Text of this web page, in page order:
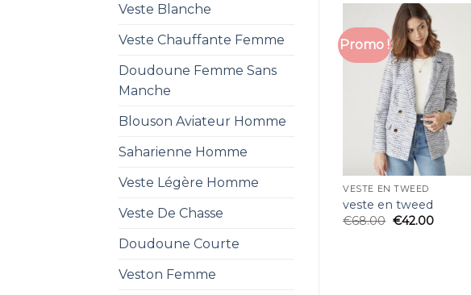
Veste Blanche
Veste Chauffante Femme
Doudoune Femme Sans
Manche
Blouson Aviateur Homme
Saharienne Homme
Veste Légère Homme
Veste De Chasse
Doudoune Courte
Veston Femme
Promo !
VESTE EN TWEED
veste en tweed
€68.00 €42.00